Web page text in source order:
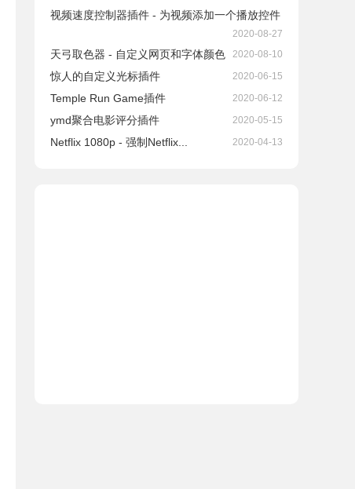
视频速度控制器插件 - 为视频添加一个播放控件
2020-08-27
天弓取色器 - 自定义网页和字体颜色 2020-08-10
惊人的自定义光标插件 2020-06-15
Temple Run Game插件 2020-06-12
ymd聚合电影评分插件 2020-05-15
Netflix 1080p - 强制Netflix... 2020-04-13